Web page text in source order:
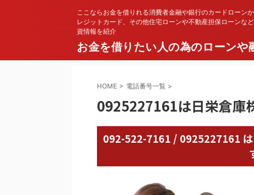
ここならお金を借りれる消費者金融や銀行のカードローン
レジットカード、その他住宅ローンや不動産担保ローンな
資情報を紹介
お金を借りたい人の為のローンや
HOME > 電話番号一覧 >
0925227161は日栄倉庫
092-522-7161 / 0925227161 は